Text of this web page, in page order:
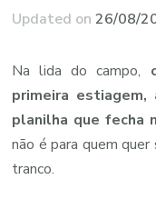
Updated on26/08/
Na lida do campo,
primeira
planilha que fecha
não é para quem
tranco.